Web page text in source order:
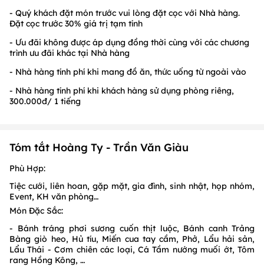
- Quý khách đặt món trước vui lòng đặt cọc với Nhà hàng.
Đặt cọc trước 30% giá trị tạm tính
- Ưu đãi không được áp dụng đồng thời cùng với các chương
trình ưu đãi khác tại Nhà hàng
- Nhà hàng tính phí khi mang đồ ăn, thức uống từ ngoài vào
- Nhà hàng tính phí khi khách hàng sử dụng phòng riêng,
300.000đ/ 1 tiếng
Tóm tắt Hoàng Ty - Trần Văn Giàu
Phù Hợp:
Tiệc cưới, liên hoan, gặp mặt, gia đình, sinh nhật, họp nhóm,
Event, KH văn phòng…
Món Đặc Sắc:
- Bánh tráng phơi sương cuốn thịt luộc, Bánh canh Trảng
Bàng giò heo, Hủ tíu, Miến cua tay cầm, Phở, Lẩu hải sản,
Lẩu Thái - Cơm chiên các loại, Cá Tầm nướng muối ớt, Tôm
rang Hồng Kông, …